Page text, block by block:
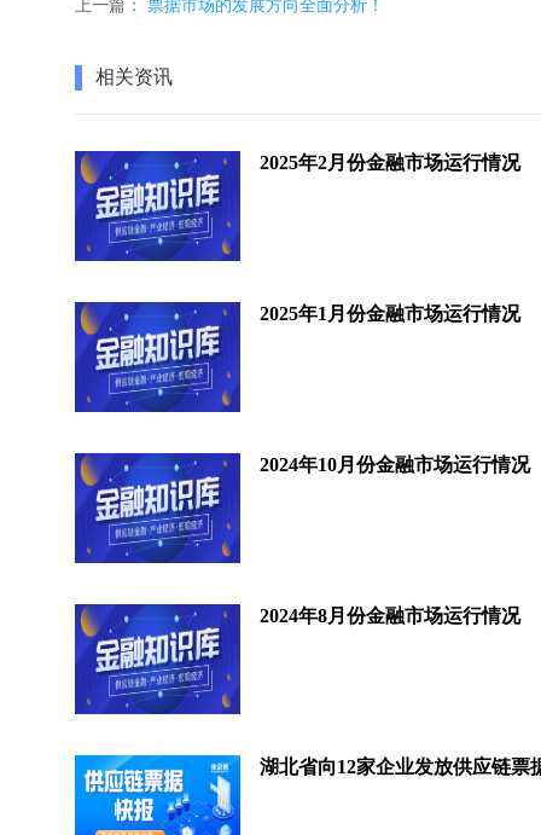
上一篇： 票据市场的发展方向全面分析！
相关资讯
2025年2月份金融市场运行情况
2025年1月份金融市场运行情况
2024年10月份金融市场运行情况
2024年8月份金融市场运行情况